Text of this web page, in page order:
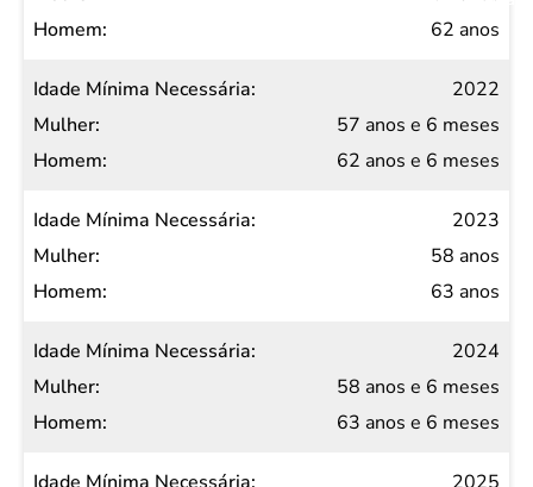
62 anos
2022
57 anos e 6 meses
62 anos e 6 meses
2023
58 anos
63 anos
2024
58 anos e 6 meses
63 anos e 6 meses